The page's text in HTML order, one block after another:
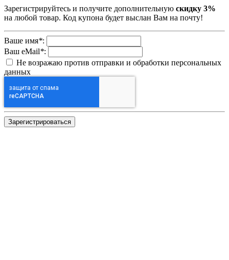
Зарегистрируйтесь и получите дополнительную скидку 3%
на любой товар. Код купона будет выслан Вам на почту!
Ваше имя*:
Ваш eMail*:
Не возражаю против отправки и обработки персональных
данных